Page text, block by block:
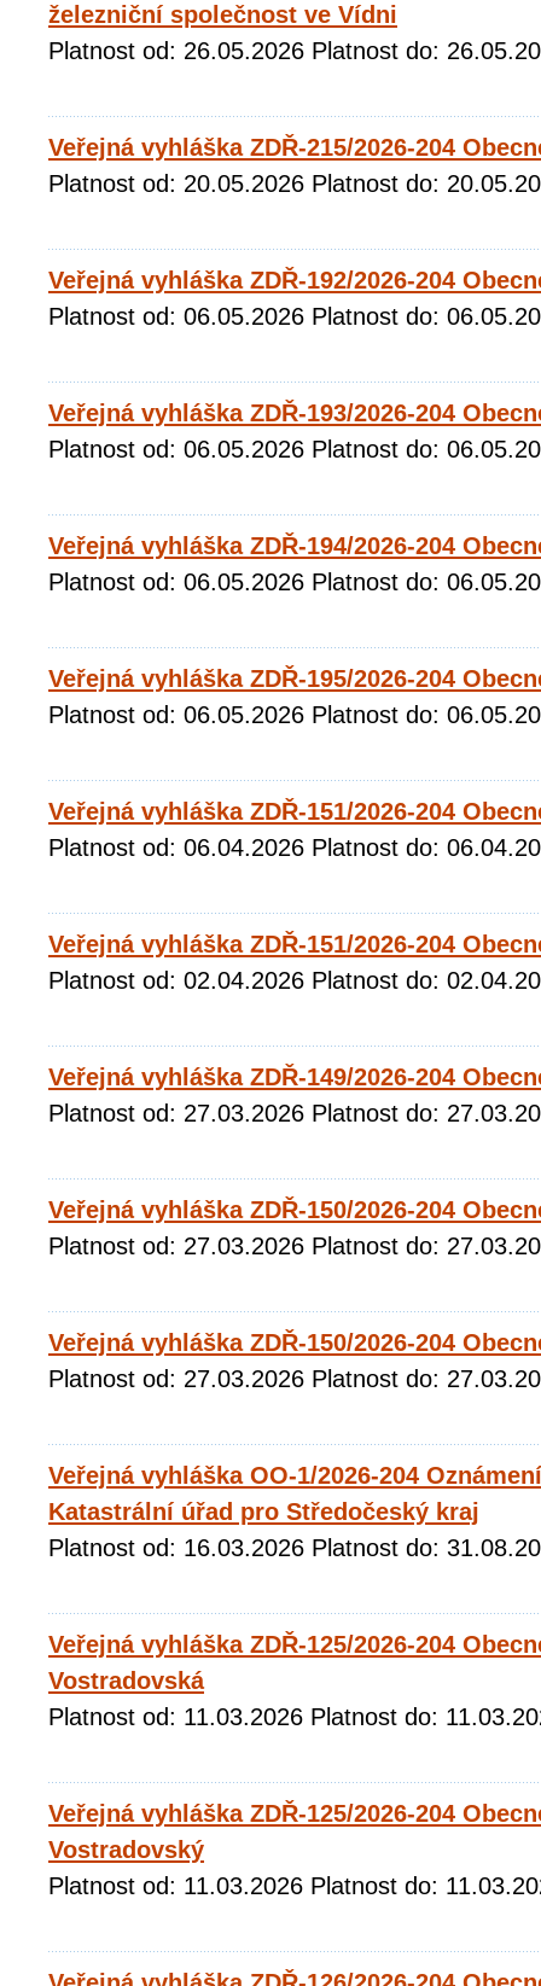
železniční společnost ve Vídni
Platnost od: 26.05.2026 Platnost do:
Veřejná vyhláška ZDŘ-215/2026-204
Platnost od: 20.05.2026 Platnost do:
Veřejná vyhláška ZDŘ-192/2026-204
Platnost od: 06.05.2026 Platnost do:
Veřejná vyhláška ZDŘ-193/2026-204
Platnost od: 06.05.2026 Platnost do:
Veřejná vyhláška ZDŘ-194/2026-204
Platnost od: 06.05.2026 Platnost do:
Veřejná vyhláška ZDŘ-195/2026-204
Platnost od: 06.05.2026 Platnost do:
Veřejná vyhláška ZDŘ-151/2026-204
Platnost od: 06.04.2026 Platnost do:
Veřejná vyhláška ZDŘ-151/2026-204
Platnost od: 02.04.2026 Platnost do:
Veřejná vyhláška ZDŘ-149/2026-204
Platnost od: 27.03.2026 Platnost do:
Veřejná vyhláška ZDŘ-150/2026-204
Platnost od: 27.03.2026 Platnost do:
Veřejná vyhláška ZDŘ-150/2026-204
Platnost od: 27.03.2026 Platnost do:
Veřejná vyhláška OO-1/2026-204
Katastrální úřad pro Středočeský kraj
Platnost od: 16.03.2026 Platnost do:
Veřejná vyhláška ZDŘ-125/2026-204
Vostradovská
Platnost od: 11.03.2026 Platnost do:
Veřejná vyhláška ZDŘ-125/2026-204
Vostradovský
Platnost od: 11.03.2026 Platnost do: